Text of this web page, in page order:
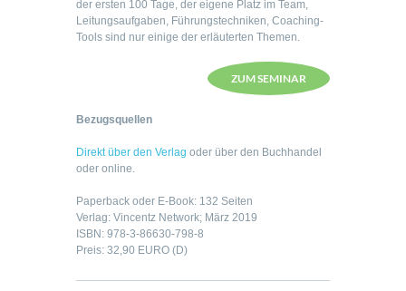
der ersten 100 Tage, der eigene Platz im Team,
Leitungsaufgaben, Führungstechniken, Coaching-
Tools sind nur einige der erläuterten Themen.
ZUM SEMINAR
Bezugsquellen
Direkt über den Verlag oder über den Buchhandel
oder online.
Paperback oder E-Book: 132 Seiten
Verlag: Vincentz Network; März 2019
ISBN: 978-3-86630-798-8
Preis: 32,90 EURO (D)